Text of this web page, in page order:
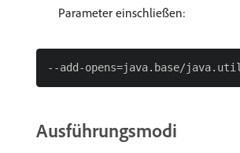
Parameter einschließen:
Ausführungsmodi